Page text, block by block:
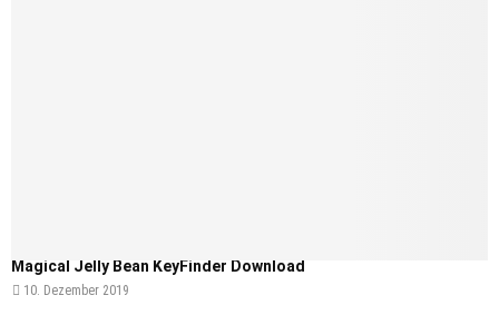
Magical Jelly Bean KeyFinder Download
10. Dezember 2019